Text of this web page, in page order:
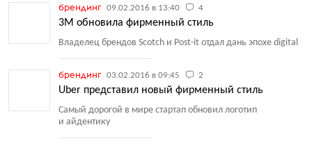
брендинг 09.02.2016 в 13:40 4
3М обновила фирменный стиль
Владелец брендов Scotch и Post-it отдал дань эпохе digital
брендинг 03.02.2016 в 09:45 2
Uber представил новый фирменный стиль
Самый дорогой в мире стартап обновил логотип
и айдентику